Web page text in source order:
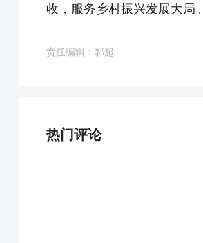
收，服务乡村振兴发展大局。
责任编辑：郭超
热门评论